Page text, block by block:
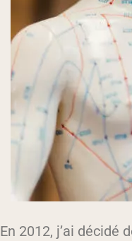
En 2012, j’ai décidé